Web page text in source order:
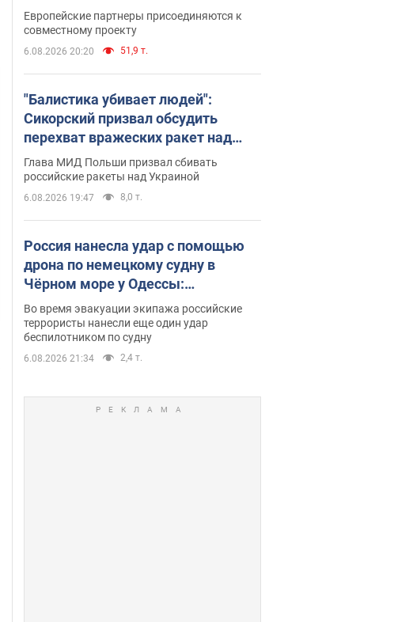
поддержке аграриев. Видео
Европейские партнеры присоединяются к
совместному проекту
6.08.2026 20:20 51,9 т.
"Балистика убивает людей":
Сикорский призвал обсудить
перехват вражеских ракет над
Украиной
Глава МИД Польши призвал сбивать
российские ракеты над Украиной
6.08.2026 19:47 8,0 т.
Россия нанесла удар с помощью
дрона по немецкому судну в
Чёрном море у Одессы:
подробности
Во время эвакуации экипажа российские
террористы нанесли еще один удар
беспилотником по судну
6.08.2026 21:34 2,4 т.